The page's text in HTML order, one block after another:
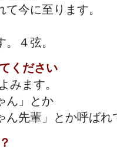
今に至ります。
４弦。
ください
みます。
ん」とか
ん先輩」とか呼ば